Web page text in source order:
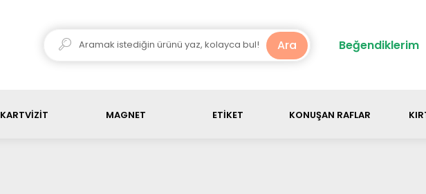
Ara
Beğendiklerim
KARTVİZİT MAGNET ETİKET KONUŞAN RAFLAR